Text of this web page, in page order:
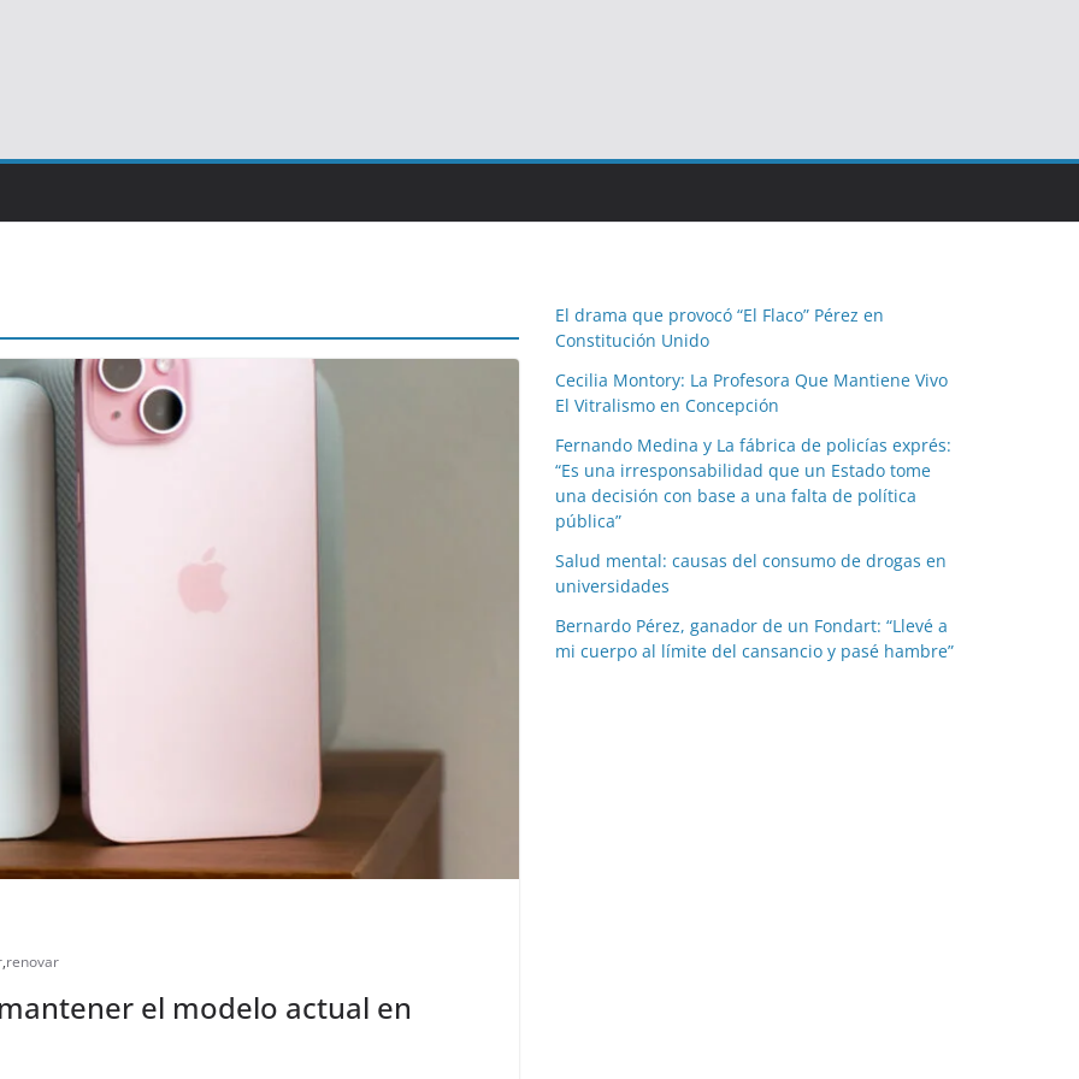
,renovar
el modelo actual en
El drama que provocó “El Flaco” Pérez en
Constitución Unido
Cecilia Montory: La Profesora Que Mantiene Vivo
El Vitralismo en Concepción
Fernando Medina y La fábrica de policías exprés:
“Es una irresponsabilidad que un Estado tome
una decisión con base a una falta de política
pública”
Salud mental: causas del consumo de drogas en
universidades
Bernardo Pérez, ganador de un Fondart: “Llevé a
mi cuerpo al límite del cansancio y pasé hambre”